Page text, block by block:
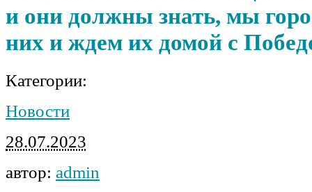
и они должны знать, мы
них и ждем их домой с
Категории:
Новости
28.07.2023
автор: admin